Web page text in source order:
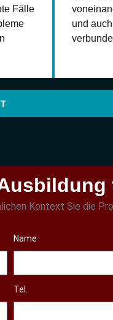
Fälle
und
Kontext Sie die
Name
Tel.